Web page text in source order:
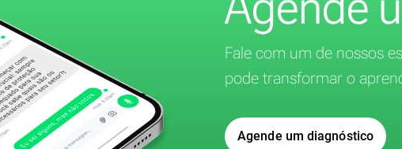
Fale com um de nossos
pode transformar o
Agende um diagnóstico